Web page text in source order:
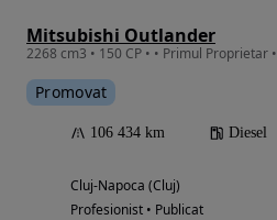
Mitsubishi Outlander
Promovat
106 434 km Diesel
Cluj-Napoca (Cluj)
Profesionist • Publicat